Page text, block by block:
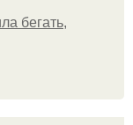
бегать,